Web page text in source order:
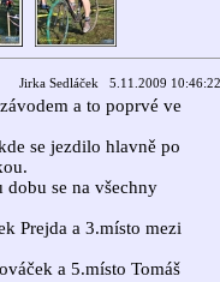
Jirka Sedláček 5.11.2009 10:46:22
a to poprvé ve
se jezdilo hlavně po
dobu se na všechny
Prejda a 3.místo mezi
a 5.místo Tomáš